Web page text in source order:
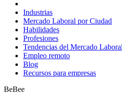
Industrias
Mercado Laboral por Ciudad
Habilidades
Profesiones
Tendencias del Mercado Laboral
Empleo remoto
Blog
Recursos para empresas
BeBee